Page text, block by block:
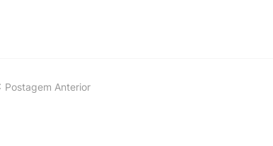
Postagem Anterior